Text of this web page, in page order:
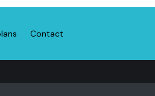
Contact